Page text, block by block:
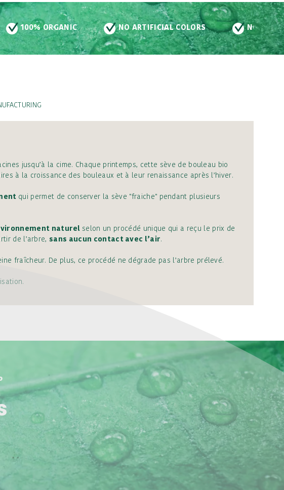
100% ORGANIC NO ARTIFICIAL COLORS NO
jusqu’à la cime. Chaque printemps, cette sève de bouleau bio
à la croissance des bouleaux et à leur renaissance après l’hiver.
qui permet de conserver la sève "fraiche" pendant plusieurs
naturel selon un procédé unique qui a reçu le prix de
de l’arbre,sans aucun contact avec l’air.
fraîcheur. De plus, ce procédé ne dégrade pas l’arbre prélevé.